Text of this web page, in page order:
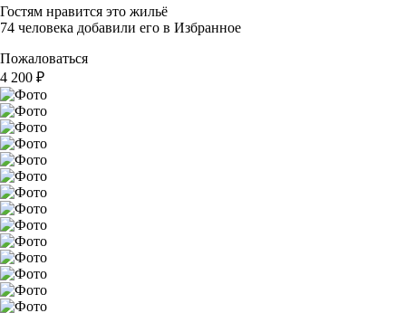
Гостям нравится это жильё
74 человека добавили его в Избранное
Пожаловаться
4 200 ₽